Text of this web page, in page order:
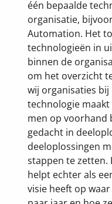
één bepaalde
organisatie,
Automation. Het
technologieën in
binnen de
om het overzicht
wij organisaties
technologie
men op voorhand
gedacht in
deeloplossingen
stappen te zetten.
helpt echter als
visie heeft op